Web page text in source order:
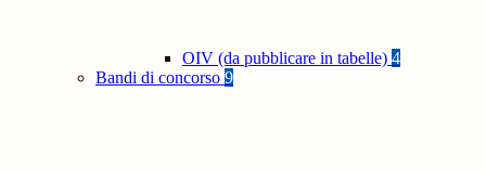
OIV (da pubblicare in tabelle) 4
Bandi di concorso 9